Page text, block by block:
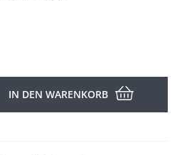
IN DEN WARENKORB